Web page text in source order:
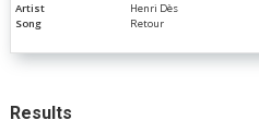
Artist
Henri Dès
Song
Retour
Results